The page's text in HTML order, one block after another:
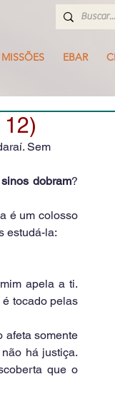
MISSÕES EBAR
Sem
dobram
é um colosso
estudá-la:
apela a ti.
é tocado pelas
afeta somente
há justiça.
que o